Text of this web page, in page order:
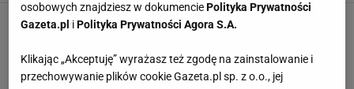
Kultowe jeansy znanych marek. Szerokie
nogawki dodają lekkości i ukrywają
mankamenty figury
Klaudia Kierzkowska,19 STYCZNIA 2026, 10:00
osobowych znajdziesz w dokumenciePolityka Prywatności
Gazeta.pl iPolityka Prywatności Agora S.A.
Klikając „Akceptuję” wyrażasz też zgodę na zainstalowanie i
przechowywanie plików cookie Gazeta.pl sp. z o.o., jej